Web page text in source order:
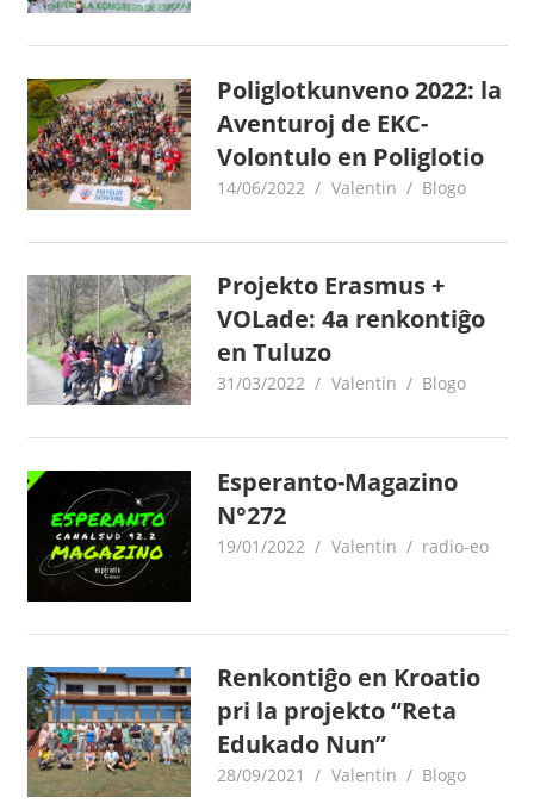
Poliglotkunveno 2022: la
Aventuroj de EKC-
Volontulo en Poliglotio
14/06/2022 Valentin Blogo
Projekto Erasmus +
VOLade: 4a renkontiĝo
en Tuluzo
31/03/2022 Valentin Blogo
Esperanto-Magazino
N°272
19/01/2022 Valentin radio-eo
Renkontiĝo en Kroatio
pri la projekto “Reta
Edukado Nun”
28/09/2021 Valentin Blogo